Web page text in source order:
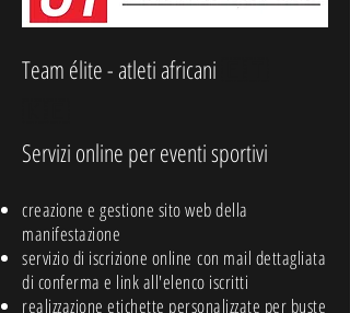
Team élite - atleti africani
Servizi online per eventi sportivi
creazione e gestione sito web della
manifestazione
servizio di iscrizione onlinecon mail dettagliata
di conferma e link all'elenco iscritti
realizzazione etichette personalizzate per buste